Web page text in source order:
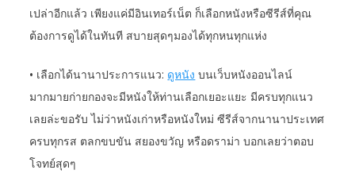
เปล่าอีกแล้ว เพียงแค่มีอินเทอร์เน็ต ก็เลือกหนังหรือซีรีส์ที่คุณ
ต้องการดูได้ในทันที สบายสุดๆมองได้ทุกหนทุกแห่ง
• เลือกได้นานาประการแนว: ดูหนัง บนเว็บหนังออนไลน์
มากมายก่ายกองจะมีหนังให้ท่านเลือกเยอะแยะ มีครบทุกแนว
เลยล่ะขอรับ ไม่ว่าหนังเก่าหรือหนังใหม่ ซีรีส์จากนานาประเทศ
ครบทุกรส ตลกขบขัน สยองขวัญ หรือดราม่า บอกเลยว่าตอบ
โจทย์สุดๆ